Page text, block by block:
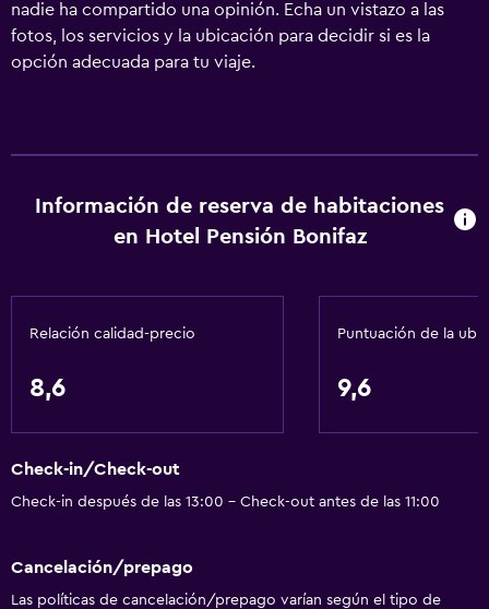
nadie ha compartido una opinión. Echa un vistazo a las
fotos, los servicios y la ubicación para decidir si es la
opción adecuada para tu viaje.
Información de reserva de habitaciones
en Hotel Pensión Bonifaz
Relación calidad-precio
8,6
Puntuación de la
9,6
Check-in/Check-out
Check-in después de las 13:00 - Check-out antes de las 11:00
Cancelación/prepago
Las políticas de cancelación/prepago varían según el tipo de